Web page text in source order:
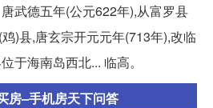
武德五年(公元622年),从富罗县
)县,唐玄宗开元元年(713年),改临
于海南岛西北... 临高。
房–手机房天下问答